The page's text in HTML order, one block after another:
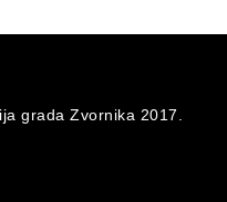
grada Zvornika 2017.